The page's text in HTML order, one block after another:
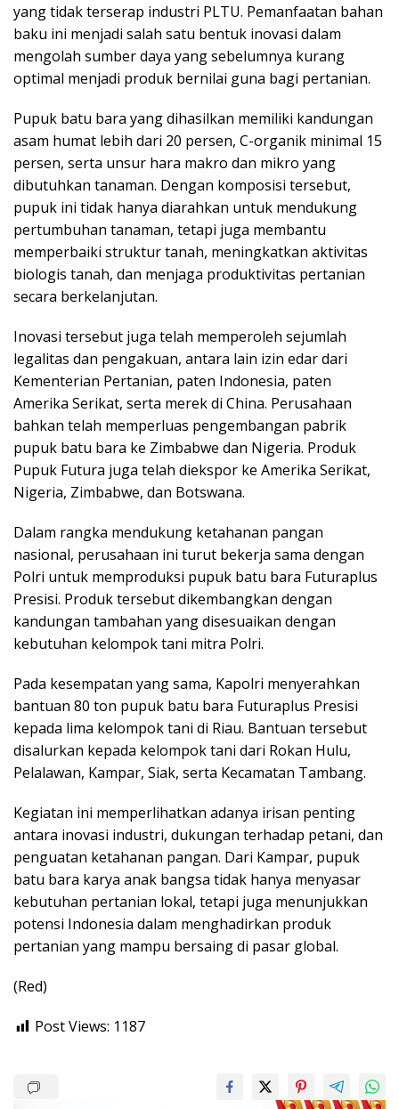
yang tidak terserap industri PLTU. Pemanfaatan bahan
baku ini menjadi salah satu bentuk inovasi dalam
mengolah sumber daya yang sebelumnya kurang
optimal menjadi produk bernilai guna bagi pertanian.
Pupuk batu bara yang dihasilkan memiliki kandungan
asam humat lebih dari 20 persen, C-organik minimal 15
persen, serta unsur hara makro dan mikro yang
dibutuhkan tanaman. Dengan komposisi tersebut,
pupuk ini tidak hanya diarahkan untuk mendukung
pertumbuhan tanaman, tetapi juga membantu
memperbaiki struktur tanah, meningkatkan aktivitas
biologis tanah, dan menjaga produktivitas pertanian
secara berkelanjutan.
Inovasi tersebut juga telah memperoleh sejumlah
legalitas dan pengakuan, antara lain izin edar dari
Kementerian Pertanian, paten Indonesia, paten
Amerika Serikat, serta merek di China. Perusahaan
bahkan telah memperluas pengembangan pabrik
pupuk batu bara ke Zimbabwe dan Nigeria. Produk
Pupuk Futura juga telah diekspor ke Amerika Serikat,
Nigeria, Zimbabwe, dan Botswana.
Dalam rangka mendukung ketahanan pangan
nasional, perusahaan ini turut bekerja sama dengan
Polri untuk memproduksi pupuk batu bara Futuraplus
Presisi. Produk tersebut dikembangkan dengan
kandungan tambahan yang disesuaikan dengan
kebutuhan kelompok tani mitra Polri.
Pada kesempatan yang sama, Kapolri menyerahkan
bantuan 80 ton pupuk batu bara Futuraplus Presisi
kepada lima kelompok tani di Riau. Bantuan tersebut
disalurkan kepada kelompok tani dari Rokan Hulu,
Pelalawan, Kampar, Siak, serta Kecamatan Tambang.
Kegiatan ini memperlihatkan adanya irisan penting
antara inovasi industri, dukungan terhadap petani, dan
penguatan ketahanan pangan. Dari Kampar, pupuk
batu bara karya anak bangsa tidak hanya menyasar
kebutuhan pertanian lokal, tetapi juga menunjukkan
potensi Indonesia dalam menghadirkan produk
pertanian yang mampu bersaing di pasar global.
(Red)
Post Views: 1187